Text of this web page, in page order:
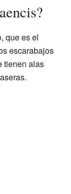
, que es el
escarabajos
tienen alas